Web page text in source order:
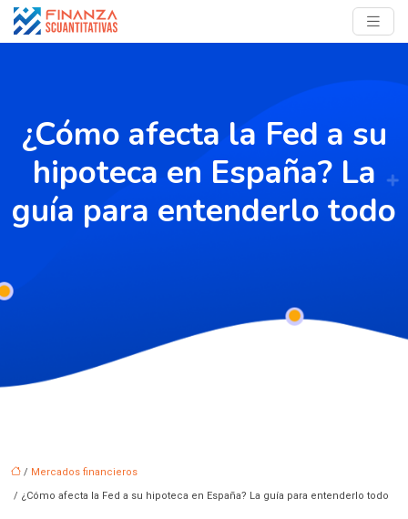
¿Cómo afecta la Fed a su
hipoteca en España? La
guía para entenderlo todo
/ Mercados financieros
/ ¿Cómo afecta la Fed a su hipoteca en España? La guía para entenderlo todo